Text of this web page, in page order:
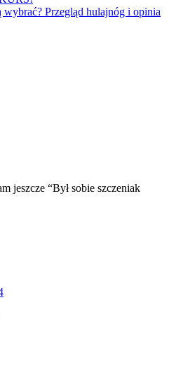
Przegląd hulajnóg i opinia
jeszcze “Był sobie szczeniak